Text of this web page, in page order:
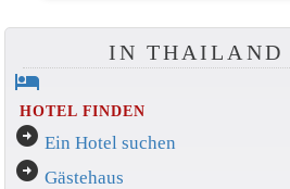
IN THAILAND
hotel
HOTEL FINDEN
arrow_circle_right Ein Hotel suchen
arrow_circle_right Gästehaus